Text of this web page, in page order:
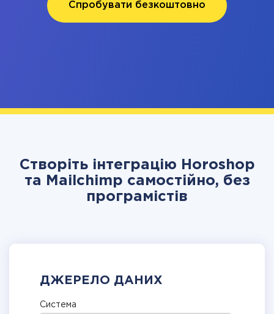
Спробувати безкоштовно
Створіть інтеграцію Horoshop
та Mailchimp самостійно, без
програмістів
ДЖЕРЕЛО ДАНИХ
Система